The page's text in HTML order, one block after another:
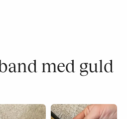
med guld